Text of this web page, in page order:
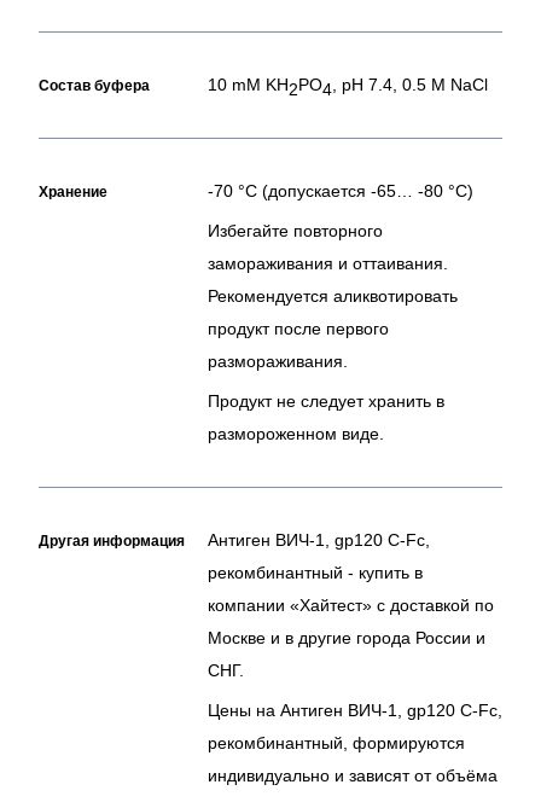
Состав буфера 10 mM KH2PO4 , pH 7.4, 0.5 M NaCl
Хранение -70 °C (допускается -65… -80 °C)
Избегайте повторного
замораживания и оттаивания.
Рекомендуется аликвотировать
продукт после первого
размораживания.
Продукт не следует хранить в
размороженном виде.
Другая информация
Антиген ВИЧ-1, gp120 С-Fc,
рекомбинантный - купить в
компании «Хайтест» с доставкой по
Москве и в другие города России и
СНГ.
Цены на Антиген ВИЧ-1, gp120 С-Fc,
рекомбинантный, формируются
индивидуально и зависят от объёма